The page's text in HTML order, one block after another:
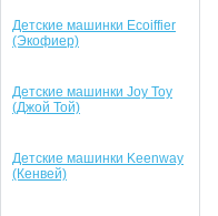
Детские машинки Ecoiffier
(Экофиер)
Детские машинки Joy Toy
(Джой Той)
Детские машинки Keenway
(Кенвей)